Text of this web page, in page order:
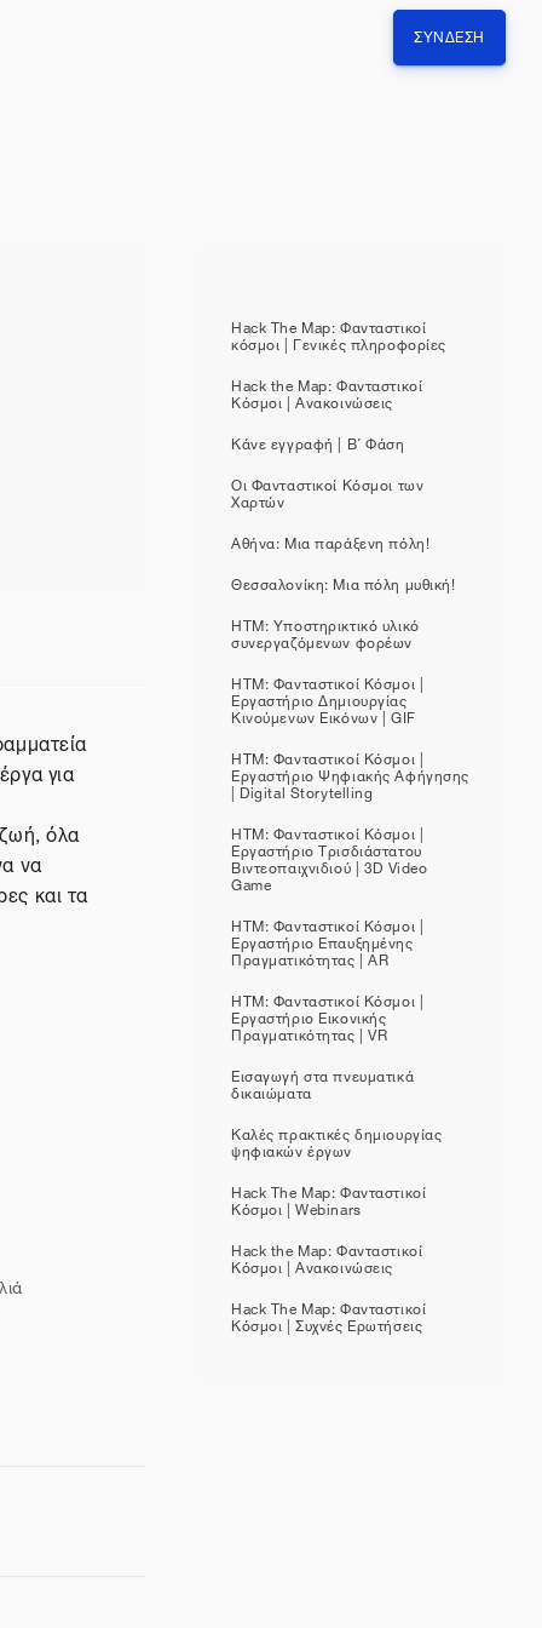
ΣΎΝΔΕΣΗ
για
όλα
να
και τα
Hack The Map: Φανταστικοί
κόσμοι | Γενικές πληροφορίες
Hack the Map: Φανταστικοί
Κόσμοι | Ανακοινώσεις
Κάνε εγγραφή | Β΄ Φάση
Οι Φανταστικοί Κόσμοι των
Χαρτών
Αθήνα: Μια παράξενη πόλη!
Θεσσαλονίκη: Μια πόλη μυθική!
HTM: Υποστηρικτικό υλικό
συνεργαζόμενων φορέων
HTM: Φανταστικοί Κόσμοι |
Εργαστήριο Δημιουργίας
Κινούμενων Εικόνων | GIF
HTM: Φανταστικοί Κόσμοι |
Εργαστήριο Ψηφιακής Αφήγησης
| Digital Storytelling
HTM: Φανταστικοί Κόσμοι |
Εργαστήριο Τρισδιάστατου
Βιντεοπαιχνιδιού | 3D Video
Game
HTM: Φανταστικοί Κόσμοι |
Εργαστήριο Επαυξημένης
Πραγματικότητας | AR
HTM: Φανταστικοί Κόσμοι |
Εργαστήριο Εικονικής
Πραγματικότητας | VR
Εισαγωγή στα πνευματικά
δικαιώματα
Καλές πρακτικές δημιουργίας
ψηφιακών έργων
Hack The Map: Φανταστικοί
Κόσμοι | Webinars
Hack the Map: Φανταστικοί
Κόσμοι | Ανακοινώσεις
Hack The Map: Φανταστικοί
Κόσμοι | Συχνές Ερωτήσεις